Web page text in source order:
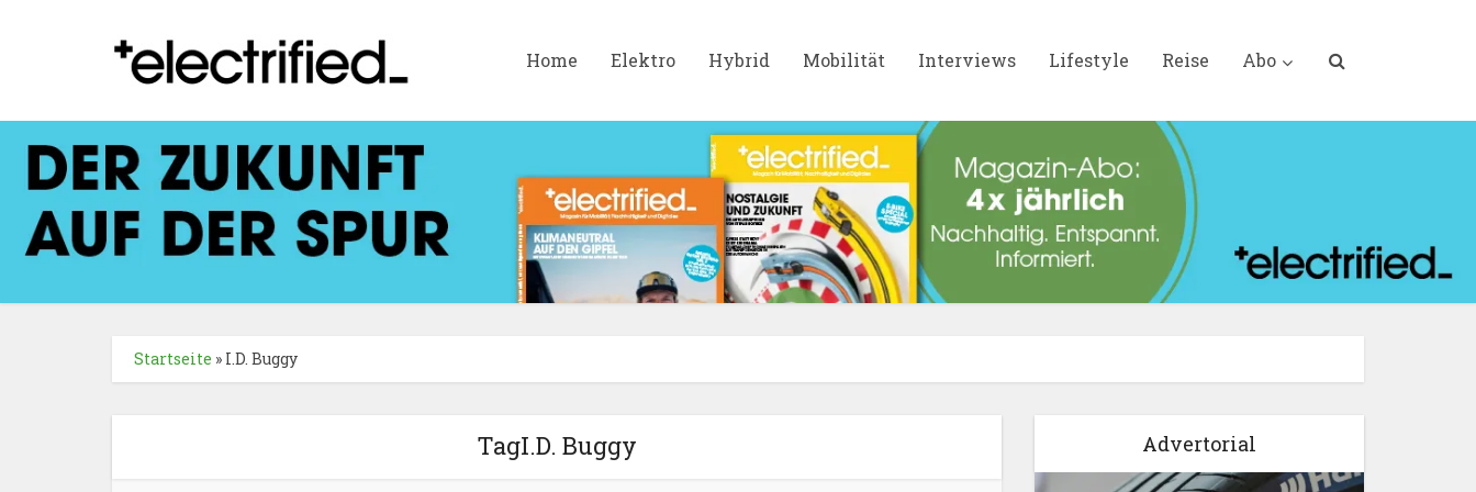
Home Elektro Hybrid Mobilität Interviews Lifestyle Reise Abo
Startseite » I.D. Buggy
TagI.D. Buggy Advertorial